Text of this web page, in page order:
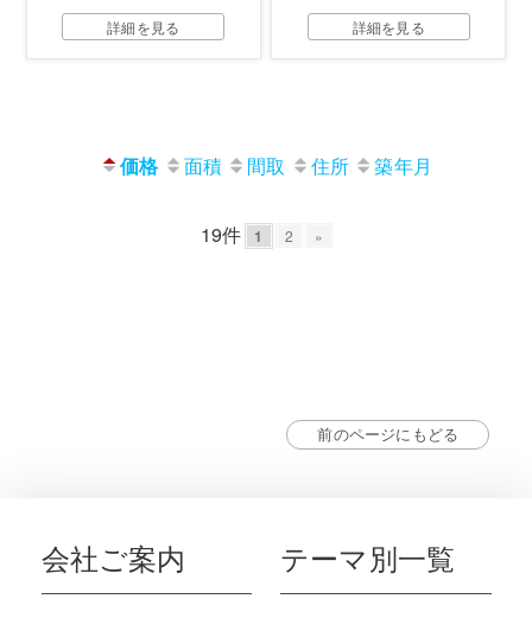
詳細を見る 詳細を見る
価格 面積 間取 住所 築年月
19件 1 2 »
前のページにもどる
会社ご案内 テーマ別一覧